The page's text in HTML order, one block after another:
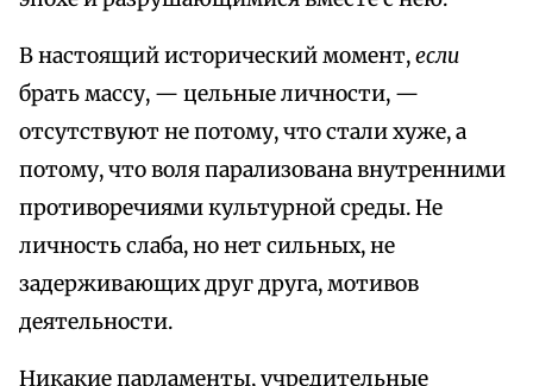
В настоящий исторический момент,если
брать массу, — цельные личности, —
отсутствуют не потому, что стали хуже, а
потому, что воля парализована внутренними
противоречиями культурной среды. Не
личность слаба, но нет сильных, не
задерживающих друг друга, мотивов
деятельности.
Никакие парламенты, учредительные